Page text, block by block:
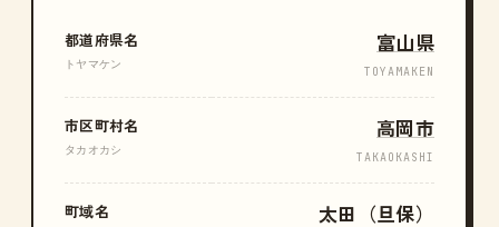
都道府県名
トヤマケン
富山県
TOYAMAKEN
市区町村名
タカオカシ
高岡市
TAKAOKASHI
町域名 太田（旦保）